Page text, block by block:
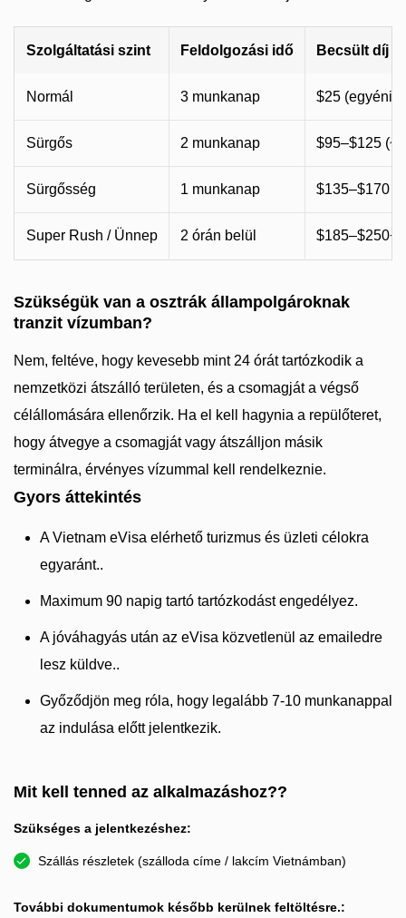
Szolgáltatási szint Feldolgozási idő Becsült díj
Normál 3 munkanap $25 (egyéni)
Sürgős 2 munkanap $95–$125
Sürgősség 1 munkanap $135–$170
Super Rush / Ünnep 2 órán belül $185–$250+
Szükségük van a osztrák állampolgároknak
tranzit vízumban?
Nem, feltéve, hogy kevesebb mint 24 órát tartózkodik a
nemzetközi átszálló területen, és a csomagját a végső
célállomására ellenőrzik. Ha el kell hagynia a repülőteret,
hogy átvegye a csomagját vagy átszálljon másik
terminálra, érvényes vízummal kell rendelkeznie.
Gyors áttekintés
A Vietnam eVisa elérhető turizmus és üzleti célokra
egyaránt..
Maximum 90 napig tartó tartózkodást engedélyez.
A jóváhagyás után az eVisa közvetlenül az emailedre
lesz küldve..
Győződjön meg róla, hogy legalább 7-10 munkanappal
az indulása előtt jelentkezik.
Mit kell tenned az alkalmazáshoz??
Szükséges a jelentkezéshez:
Szállás részletek (szálloda címe / lakcím Vietnámban)
További dokumentumok később kerülnek feltöltésre.: